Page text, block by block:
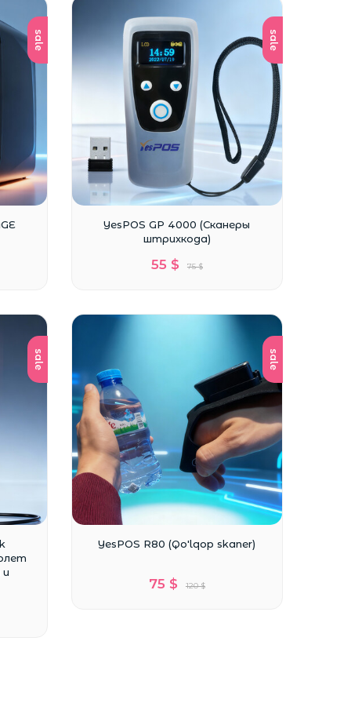
sale sale
YesPOS GP 4000 (Сканеры
штрихкода)
55 $ 75 $
sale
и
sale
YesPOS R80 (Qo'lqop skaner)
75 $ 120 $